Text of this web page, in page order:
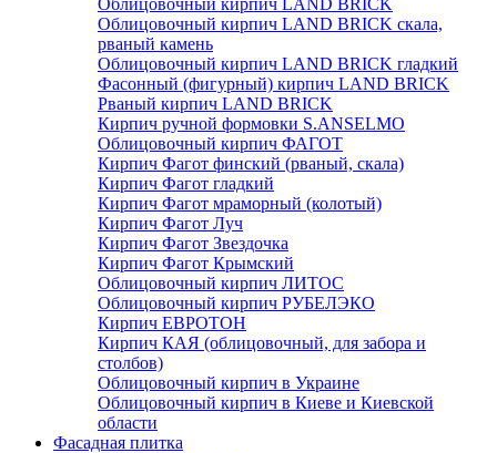
Облицовочный кирпич LAND BRICK
Облицовочный кирпич LAND BRICK скала,
рваный камень
Облицовочный кирпич LAND BRICK гладкий
Фасонный (фигурный) кирпич LAND BRICK
Рваный кирпич LAND BRICK
Кирпич ручной формовки S.ANSELMO
Облицовочный кирпич ФАГОТ
Кирпич Фагот финский (рваный, скала)
Кирпич Фагот гладкий
Кирпич Фагот мраморный (колотый)
Кирпич Фагот Луч
Кирпич Фагот Звездочка
Кирпич Фагот Крымский
Облицовочный кирпич ЛИТОС
Облицовочный кирпич РУБЕЛЭКО
Кирпич ЕВРОТОН
Кирпич КАЯ (облицовочный, для забора и
столбов)
Облицовочный кирпич в Украине
Облицовочный кирпич в Киеве и Киевской
области
Фасадная плитка